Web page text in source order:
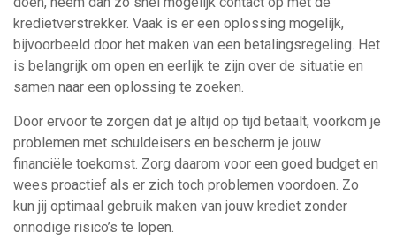
kredietverstrekker. Vaak is er een oplossing mogelijk,
bijvoorbeeld door het maken van een betalingsregeling. Het
is belangrijk om open en eerlijk te zijn over de situatie en
samen naar een oplossing te zoeken.
Door ervoor te zorgen dat je altijd op tijd betaalt, voorkom je
problemen met schuldeisers en bescherm je jouw
financiële toekomst. Zorg daarom voor een goed budget en
wees proactief als er zich toch problemen voordoen. Zo
kun jij optimaal gebruik maken van jouw krediet zonder
onnodige risico’s te lopen.